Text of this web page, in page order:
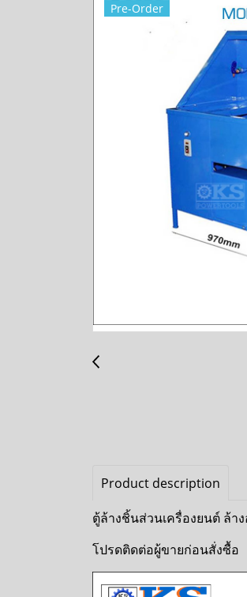
Pre-Order
Product description
ตู้ล้างชิ้นส่วนเครื่องยนต์ ล้า
โปรดติดต่อผู้ขายก่อนสั่งซื้อ